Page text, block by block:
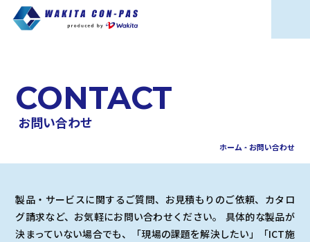
CONTACT
お問い合わせ
ホーム arrow_drop_up お問い合わせ
製品・サービスに関するご質問、お見積もりのご依頼、カタロ
グ請求など、お気軽にお問い合わせください。 具体的な製品が
決まっていない場合でも、「現場の課題を解決したい」「ICT施